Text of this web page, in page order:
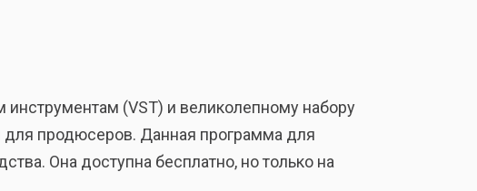
(VST) и великолепному набору
для продюсеров. Данная программа для
Она доступна бесплатно, но только на